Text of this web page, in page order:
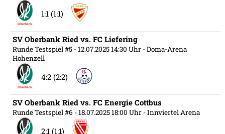
1:1 (1:1)
SV Oberbank Ried vs. FC Liefering
Runde Testspiel #5 - 12.07.2025 14:30 Uhr - Doma-Arena
Hohenzell
4:2 (2:2)
SV Oberbank Ried vs. FC Energie Cottbus
Runde Testspiel #6 - 18.07.2025 18:00 Uhr - Innviertel Arena
2:1 (1:1)